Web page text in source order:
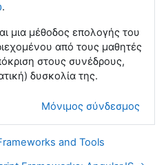
.
μια μέθοδος επολογής του
από τους μαθητές
στους συνέδρους,
δυσκολία της.
Μόνιμος σύνδεσμος
and Tools